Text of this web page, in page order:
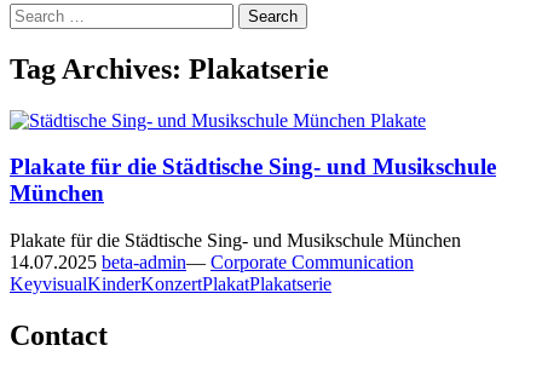
Search
for:
Tag Archives: Plakatserie
Plakate für die Städtische Sing- und Musikschule
München
Plakate für die Städtische Sing- und Musikschule München
14.07.2025 beta-admin— Corporate Communication
KeyvisualKinderKonzertPlakatPlakatserie
Contact